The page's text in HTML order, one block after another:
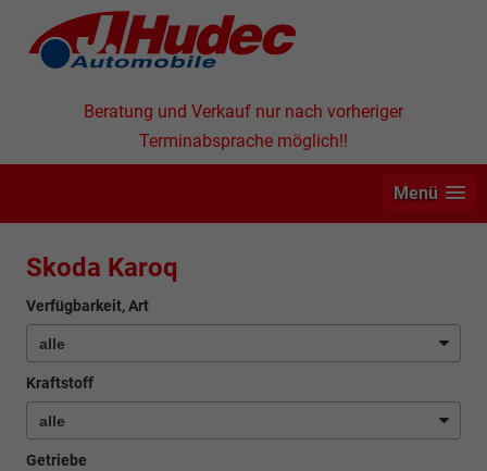
Beratung und Verkauf nur nach vorheriger
Terminabsprache möglich!!
Menü
Skoda Karoq
Verfügbarkeit, Art
Kraftstoff
Getriebe